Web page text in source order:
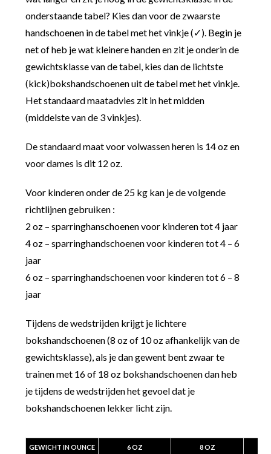
onderstaande tabel? Kies dan voor de zwaarste
handschoenen in de tabel met het vinkje (✓). Begin je
net of heb je wat kleinere handen en zit je onderin de
gewichtsklasse van de tabel, kies dan de lichtste
(kick)bokshandschoenen uit de tabel met het vinkje.
Het standaard maatadvies zit in het midden
(middelste van de 3 vinkjes).
De standaard maat voor volwassen heren is 14 oz en
voor dames is dit 12 oz.
Voor kinderen onder de 25 kg kan je de volgende
richtlijnen gebruiken :
2 oz – sparringhanschoenen voor kinderen tot 4 jaar
4 oz – sparringhandschoenen voor kinderen tot 4 – 6
jaar
6 oz – sparringhandschoenen voor kinderen tot 6 – 8
jaar
Tijdens de wedstrijden krijgt je lichtere
bokshandschoenen (8 oz of 10 oz afhankelijk van de
gewichtsklasse), als je dan gewent bent zwaar te
trainen met 16 of 18 oz bokshandschoenen dan heb
je tijdens de wedstrijden het gevoel dat je
bokshandschoenen lekker licht zijn.
GEWICHT IN OUNCE
6 OZ 8 OZ